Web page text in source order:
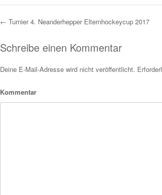
Post navigation
← Turnier 4. Neanderhepper Elternhockeycup 2017
Schreibe einen Kommentar
Deine E-Mail-Adresse wird nicht veröffentlicht.
Kommentar